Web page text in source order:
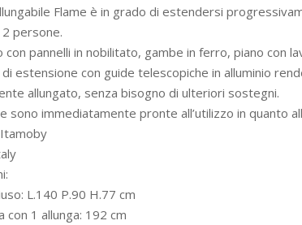
Flame è in grado di estendersi
persone.
con pannelli in nobilitato, gambe in ferro, piano con
estensione con guide telescopiche in alluminio
allungato, senza bisogno di ulteriori sostegni.
sono immediatamente pronte all’utilizzo in quanto
L.140 P.90 H.77 cm
con 1 allunga: 192 cm